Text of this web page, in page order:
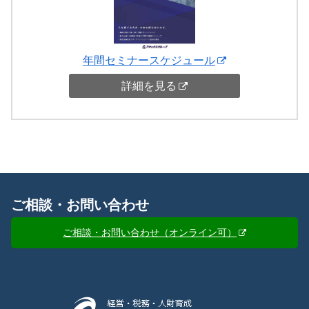
年間セミナースケジュール
詳細を見る
ご相談・お問い合わせ
ご相談・お問い合わせ（オンライン可）